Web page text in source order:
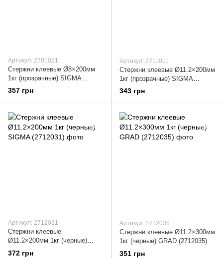
Артикул: 2701021
Стержни клеевые Ø8×200мм
1кг (прозрачные) SIGMA
(2701021)
357 грн
Артикул: 2711011
Стержни клеевые Ø11.2×200мм
1кг (прозрачные) SIGMA
(2711011)
343 грн
Артикул: 2712031
Стержни клеевые
Ø11.2×200мм 1кг (черные)
SIGMA (2712031)
372 грн
Артикул: 2712035
Стержни клеевые Ø11.2×300мм
1кг (черные) GRAD (2712035)
351 грн